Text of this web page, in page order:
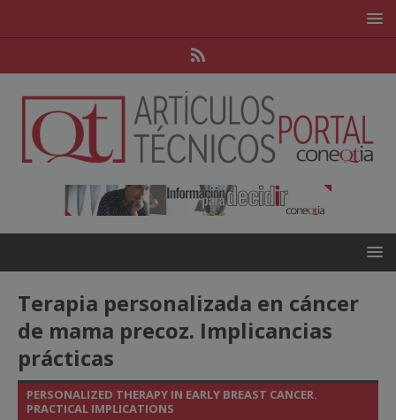
Terapia personalizada en cáncer
de mama precoz. Implicancias
prácticas
PERSONALIZED THERAPY IN EARLY BREAST CANCER.
PRACTICAL IMPLICATIONS